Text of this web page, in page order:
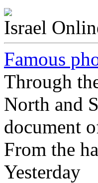
Israel
Famous
Through
North and
document
From the
Yesterday